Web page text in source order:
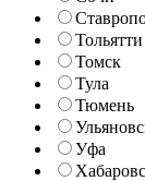
Тольятти
Томск
Тула
Тюмень
Уфа